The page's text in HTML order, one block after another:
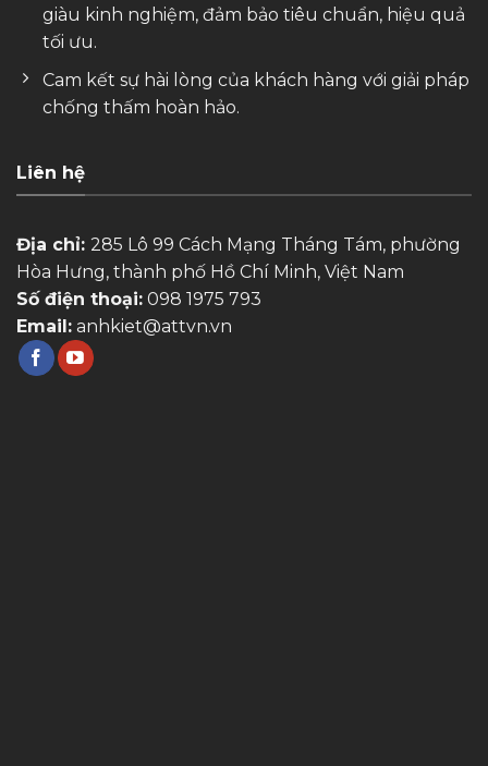
giàu kinh nghiệm, đảm bảo tiêu chuẩn, hiệu quả
tối ưu.
Cam kết sự hài lòng của khách hàng với giải pháp
chống thấm hoàn hảo.
Liên hệ
Địa chỉ: 285 Lô 99 Cách Mạng Tháng Tám, phường
Hòa Hưng, thành phố Hồ Chí Minh, Việt Nam
Số điện thoại: 098 1975 793
Email: anhkiet@attvn.vn